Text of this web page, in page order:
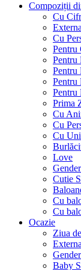
Compoziții
Cu
Cu
Pentru
Pentru
Pentru
Pentru
Pentru
Prima
Cu
Cu
Cu
Love
Cutie
Cu
Cu
Ocazie
Ziua
Baby